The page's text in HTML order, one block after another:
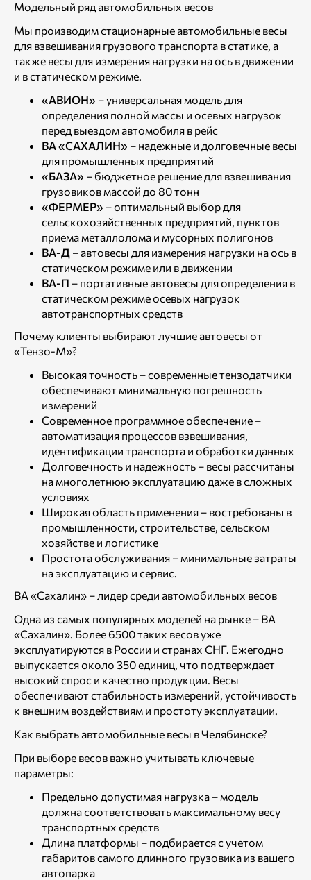
Модельный ряд автомобильных весов
Мы производим стационарные автомобильные весы
для взвешивания грузового транспорта в статике, а
также весы для измерения нагрузки на ось в движении
и в статическом режиме.
«АВИОН» – универсальная модель для
определения полной массы и осевых нагрузок
перед выездом автомобиля в рейс
ВА «САХАЛИН» – надежные и долговечные весы
для промышленных предприятий
«БАЗА» – бюджетное решение для взвешивания
грузовиков массой до 80 тонн
«ФЕРМЕР» – оптимальный выбор для
сельскохозяйственных предприятий, пунктов
приема металлолома и мусорных полигонов
ВА-Д – автовесы для измерения нагрузки на ось в
статическом режиме или в движении
ВА-П – портативные автовесы для определения в
статическом режиме осевых нагрузок
автотранспортных средств
Почему клиенты выбирают лучшие автовесы от
«Тензо-М»?
Высокая точность – современные тензодатчики
обеспечивают минимальную погрешность
измерений
Современное программное обеспечение –
автоматизация процессов взвешивания,
идентификации транспорта и обработки данных
Долговечность и надежность – весы рассчитаны
на многолетнюю эксплуатацию даже в сложных
условиях
Широкая область применения – востребованы в
промышленности, строительстве, сельском
хозяйстве и логистике
Простота обслуживания – минимальные затраты
на эксплуатацию и сервис.
ВА «Сахалин» – лидер среди автомобильных весов
Одна из самых популярных моделей на рынке – ВА
«Сахалин». Более 6500 таких весов уже
эксплуатируются в России и странах СНГ. Ежегодно
выпускается около 350 единиц, что подтверждает
высокий спрос и качество продукции. Весы
обеспечивают стабильность измерений, устойчивость
к внешним воздействиям и простоту эксплуатации.
Как выбрать автомобильные весы в Челябинске?
При выборе весов важно учитывать ключевые
параметры:
Предельно допустимая нагрузка – модель
должна соответствовать максимальному весу
транспортных средств
Длина платформы – подбирается с учетом
габаритов самого длинного грузовика из вашего
автопарка